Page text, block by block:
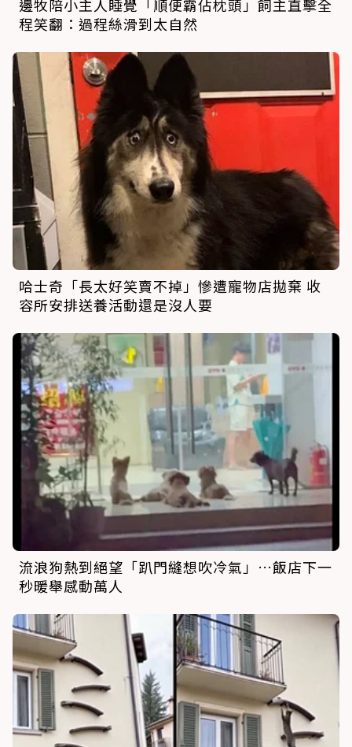
邊牧陪小主人睡覺「順便霸佔枕頭」飼主直擊全
程笑翻：過程絲滑到太自然
哈士奇「長太好笑賣不掉」慘遭寵物店拋棄 收
容所安排送養活動還是沒人要
流浪狗熱到絕望「趴門縫想吹冷氣」…飯店下一
秒暖舉感動萬人